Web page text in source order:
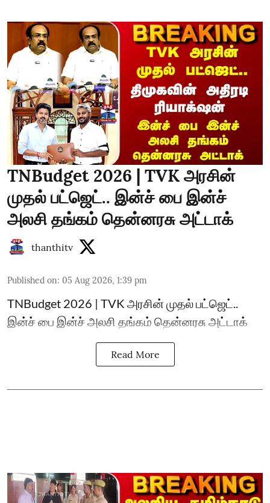
TNBudget 2026 | TVK அரசின்
முதல் பட்ஜெட்.. இன்ச் பை இன்ச்
அலசி தங்கம் தென்னரசு அட்டாக்
thanthitv
Published on: 05 Aug 2026, 1:39 pm
TNBudget 2026 | TVK அரசின் முதல் பட்ஜெட்..
இன்ச் பை இன்ச் அலசி தங்கம் தென்னரசு அட்டாக்
Read More